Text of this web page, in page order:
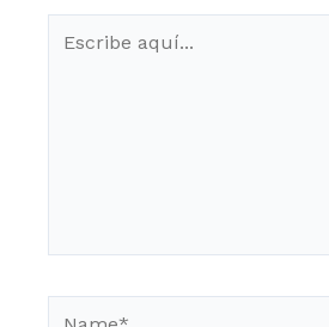
aquí...